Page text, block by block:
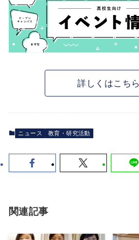
詳しくはこちら
ニュース 教育・研究活動
関連記事